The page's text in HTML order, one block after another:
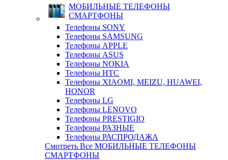
МОБИЛЬНЫЕ ТЕЛЕФОНЫ
СМАРТФОНЫ
Телефоны SONY
Телефоны SAMSUNG
Телефоны APPLE
Телефоны ASUS
Телефоны NOKIA
Телефоны HTC
Телефоны XIAOMI, MEIZU, HUAWEI,
HONOR
Телефоны LG
Телефоны LENOVO
Телефоны PRESTIGIO
Телефоны РАЗНЫЕ
Телефоны РАСПРОДАЖА
Смотреть Все МОБИЛЬНЫЕ ТЕЛЕФОНЫ
СМАРТФОНЫ